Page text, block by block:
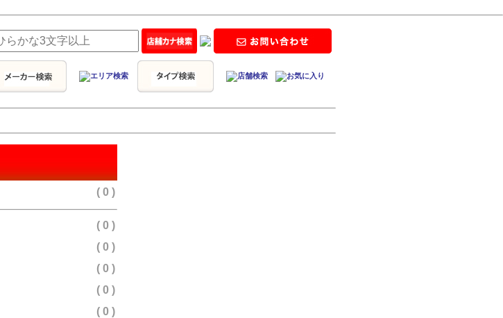
( 0 )
( 0 )
( 0 )
( 0 )
( 0 )
( 0 )